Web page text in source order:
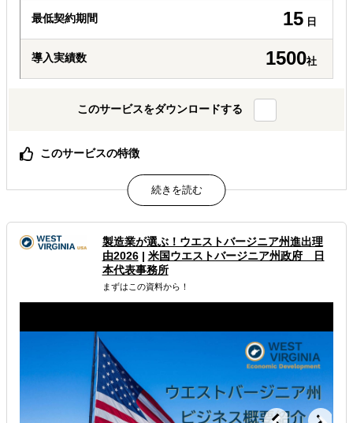
最低契約期間 15 日
導入実績数 1500社
このサービスをダウンロードする
このサービスの特徴
立地選定・人材・運営・売上分析まで現地チームが伴走
現地スタッフ全員が日本語対応可能。ブランド価値を正し
く伝え、データを次回展開へ活用。
属するジャンル
海外市場調査・マーケティング
海外現地PRイベント開催
解決できる課題
どの国に進出するべきか決めたい
製造業が選ぶ！ウエストバージニア州進出理
由2026| 米国ウエストバージニア州政府 日
本代表事務所
まずはこの資料から！